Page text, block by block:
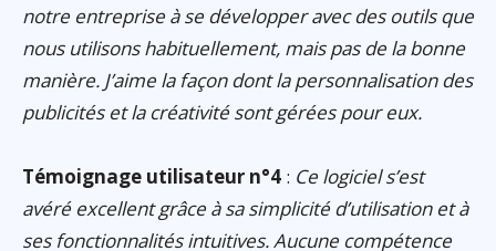
notre entreprise à se développer avec des outils que
nous utilisons habituellement, mais pas de la bonne
manière. J’aime la façon dont la personnalisation des
publicités et la créativité sont gérées pour eux.
Témoignage utilisateur n°4 : Ce logiciel s’est
avéré excellent grâce à sa simplicité d’utilisation et à
ses fonctionnalités intuitives. Aucune compétence